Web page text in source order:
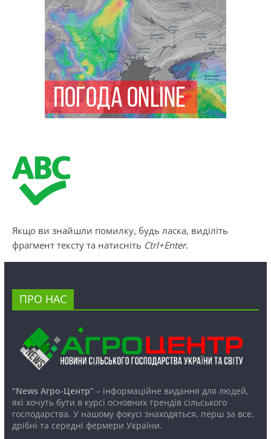
Якщо ви знайшли помилку, будь ласка, виділіть
фрагмент тексту та натисніть Ctrl+Enter.
ПРО НАС
“News Агро-Центр”– інформаційне видання для людей,
які хочуть бути в курсі основних трендів сільського
господарства. У нашому фокусі знаходяться, перш за все,
дрібні та середні фермери України.